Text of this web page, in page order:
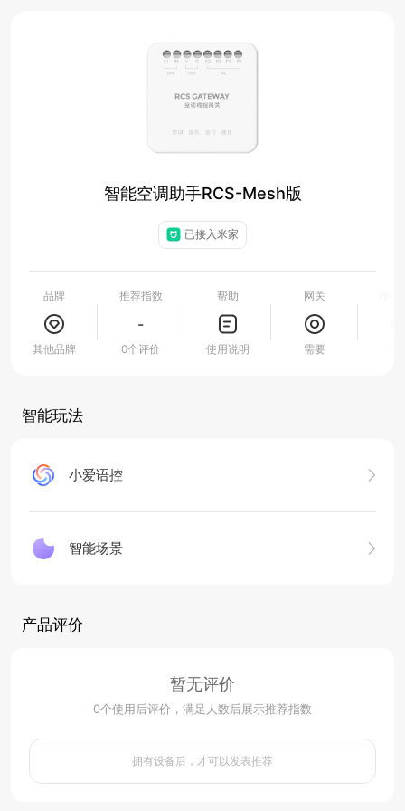
智能空调助手RCS-Mesh版
已接入米家
品牌
其他品牌
推荐指数
-
0个评价
帮助
使用说明
网关
需要
智能玩法
小爱语控
智能场景
产品评价
暂无评价
0个使用后评价，满足人数后展示推荐指数
拥有设备后，才可以发表推荐